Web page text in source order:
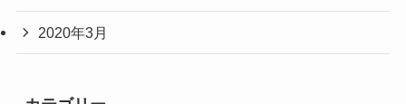
2020年3月